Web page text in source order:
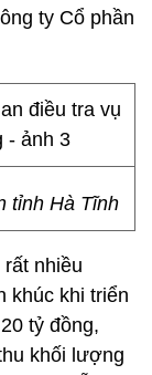
ty Cổ phần
tỉnh Hà Tĩnh
nhiều
khúc khi triển
tỷ đồng,
khối lượng